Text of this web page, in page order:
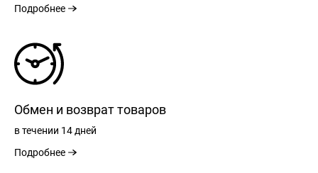
Подробнее
Обмен и возврат товаров
в течении 14 дней
Подробнее